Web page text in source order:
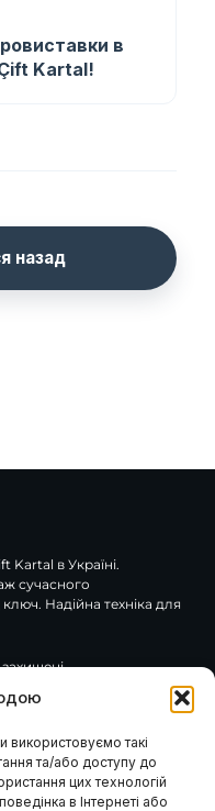
такі
та/або доступу до
цих технологій
в Інтернеті або
в
Çift Kartal!
назад
Kartal в Україні.
сучасного
Надійна техніка для
/ Послуги
та сервіс
вашого